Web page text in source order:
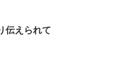
伝えられて